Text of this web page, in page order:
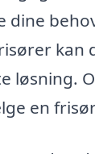
dine
kan
løsning.
en